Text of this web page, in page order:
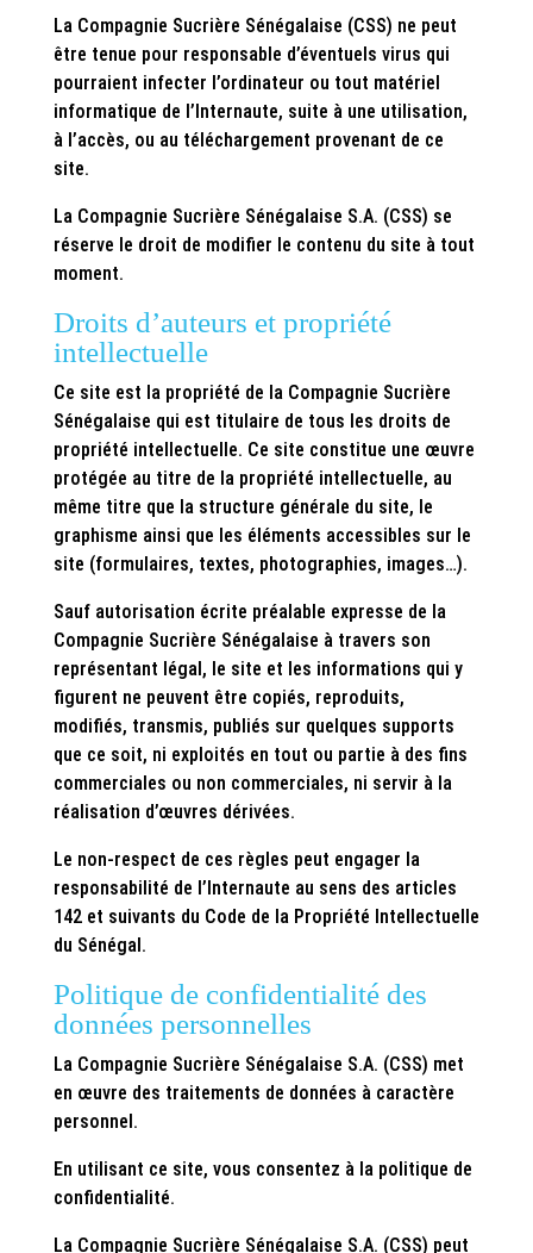
La Compagnie Sucrière Sénégalaise (CSS) ne peut
être tenue pour responsable d’éventuels virus qui
pourraient infecter l’ordinateur ou tout matériel
informatique de l’Internaute, suite à une utilisation,
à l’accès, ou au téléchargement provenant de ce
site.
La Compagnie Sucrière Sénégalaise S.A. (CSS) se
réserve le droit de modifier le contenu du site à tout
moment.
Droits d’auteurs et propriété
intellectuelle
Ce site est la propriété de la Compagnie Sucrière
Sénégalaise qui est titulaire de tous les droits de
propriété intellectuelle. Ce site constitue une œuvre
protégée au titre de la propriété intellectuelle, au
même titre que la structure générale du site, le
graphisme ainsi que les éléments accessibles sur le
site (formulaires, textes, photographies, images…).
Sauf autorisation écrite préalable expresse de la
Compagnie Sucrière Sénégalaise à travers son
représentant légal, le site et les informations qui y
figurent ne peuvent être copiés, reproduits,
modifiés, transmis, publiés sur quelques supports
que ce soit, ni exploités en tout ou partie à des fins
commerciales ou non commerciales, ni servir à la
réalisation d’œuvres dérivées.
Le non-respect de ces règles peut engager la
responsabilité de l’Internaute au sens des articles
142 et suivants du Code de la Propriété Intellectuelle
du Sénégal.
Politique de confidentialité des
données personnelles
La Compagnie Sucrière Sénégalaise S.A. (CSS) met
en œuvre des traitements de données à caractère
personnel.
En utilisant ce site, vous consentez à la politique de
confidentialité.
La Compagnie Sucrière Sénégalaise S.A. (CSS) peut